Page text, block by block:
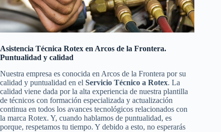
Asistencia Técnica Rotex en Arcos de la Frontera.
Puntualidad y calidad
Nuestra empresa es conocida en Arcos de la Frontera por su
calidad y puntualidad en el Servicio Técnico a Rotex. La
calidad viene dada por la alta experiencia de nuestra plantilla
de técnicos con formación especializada y actualización
continua en todos los avances tecnológicos relacionados con
la marca Rotex. Y, cuando hablamos de puntualidad, es
porque, respetamos tu tiempo. Y debido a esto, no esperarás